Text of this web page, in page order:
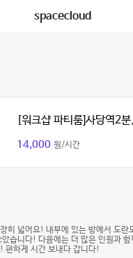
spacecloud
[워크샵 파티룸]사당역2
14,000 원/시간
히 넓어요! 내부에 있는 방에서 도란
았습니다! 다음에는 더 많은 인원과
편하게 시간 보내다 갑니다!